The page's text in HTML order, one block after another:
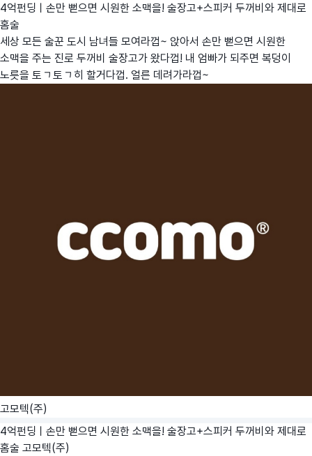
4억펀딩ㅣ손만 뻗으면 시원한 소맥을! 술장고+스피커 두꺼비와 제대로
홈술
세상 모든 술꾼 도시 남녀들 모여라껍~ 앉아서 손만 뻗으면 시원한
소맥을 주는 진로 두꺼비 술장고가 왔다껍! 내 엄빠가 되주면 복덩이
노릇을 톡톡히 할거다껍. 얼른 데려가라껍~
고모텍(주)
4억펀딩ㅣ손만 뻗으면 시원한 소맥을! 술장고+스피커 두꺼비와 제대로
홈술 고모텍(주)